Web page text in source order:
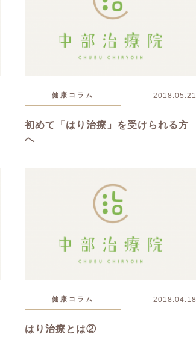
健康コラム 2018.05.21
初めて「はり治療」を受けられる方
へ
健康コラム 2018.04.18
はり治療とは②